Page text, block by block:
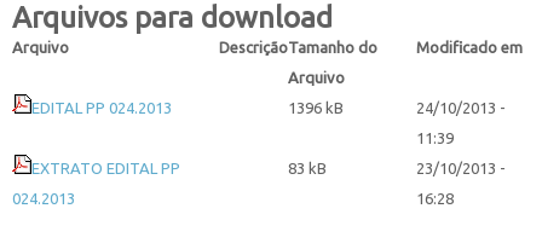
Arquivos para download
Arquivo DescriçãoTamanho do
Arquivo
Modificado em
EDITAL PP 024.2013 1396 kB
24/10/2013 -
11:39
EXTRATO EDITAL PP
024.2013
83 kB
23/10/2013 -
16:28